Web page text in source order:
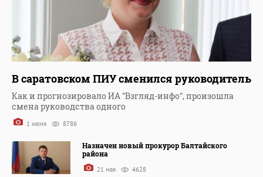
В саратовском ПИУ сменился руководитель
Как и прогнозировало ИА "Взгляд-инфо", произошла
смена руководства одного
1 июня 8786
Назначен новый прокурор Балтайского
района
21 мая 4628